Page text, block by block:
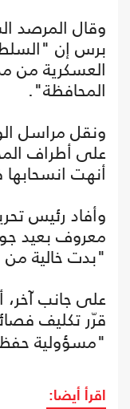
وقال المرصد
برس إن
العسكرية من
المحافظة".
ونقل مراسل
على أطراف
أنهت
معروف بعيد
"بدت خالية من
على جانب آخر،
قرّر تكليف
"مسؤولية
اقرأ أيضا: